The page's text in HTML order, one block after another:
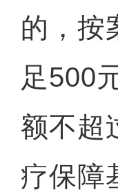
的，按
足500
额不超
疗保障